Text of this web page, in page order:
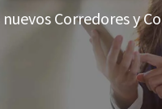
Corredores y